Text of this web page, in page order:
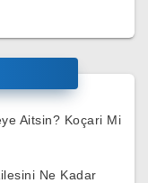
Aitsin? Koçari Mi
Ne Kadar